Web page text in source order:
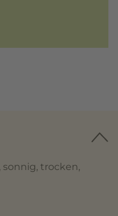
sonnig, trocken,